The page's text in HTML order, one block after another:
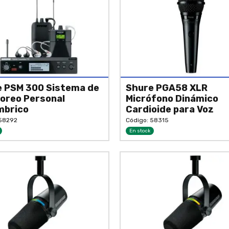
PSM 300 Sistema de
Personal
Shure PGA58 XLR
Micrófono Dinámico
Cardioide para Voz
Código: 58315
En stock